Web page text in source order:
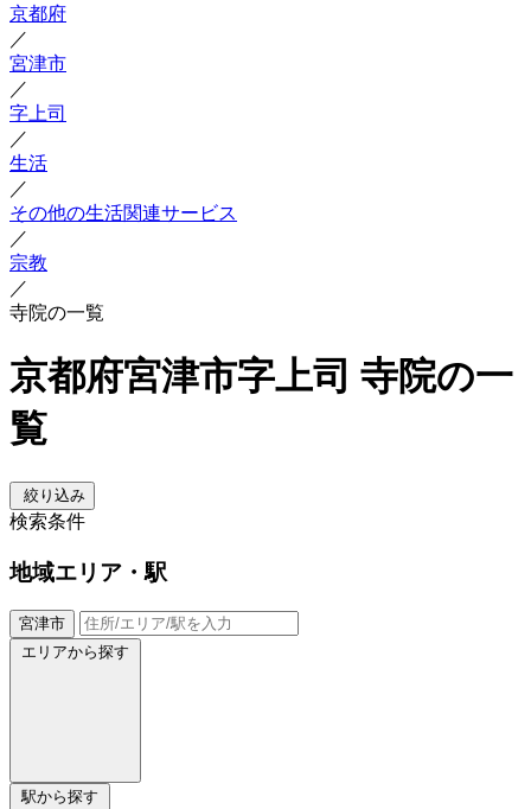
京都府
／
宮津市
／
字上司
／
生活
／
その他の生活関連サービス
／
宗教
／
寺院の一覧
京都府宮津市字上司 寺院の一
覧
絞り込み
検索条件
地域エリア・駅
宮津市
エリアから探す
駅から探す